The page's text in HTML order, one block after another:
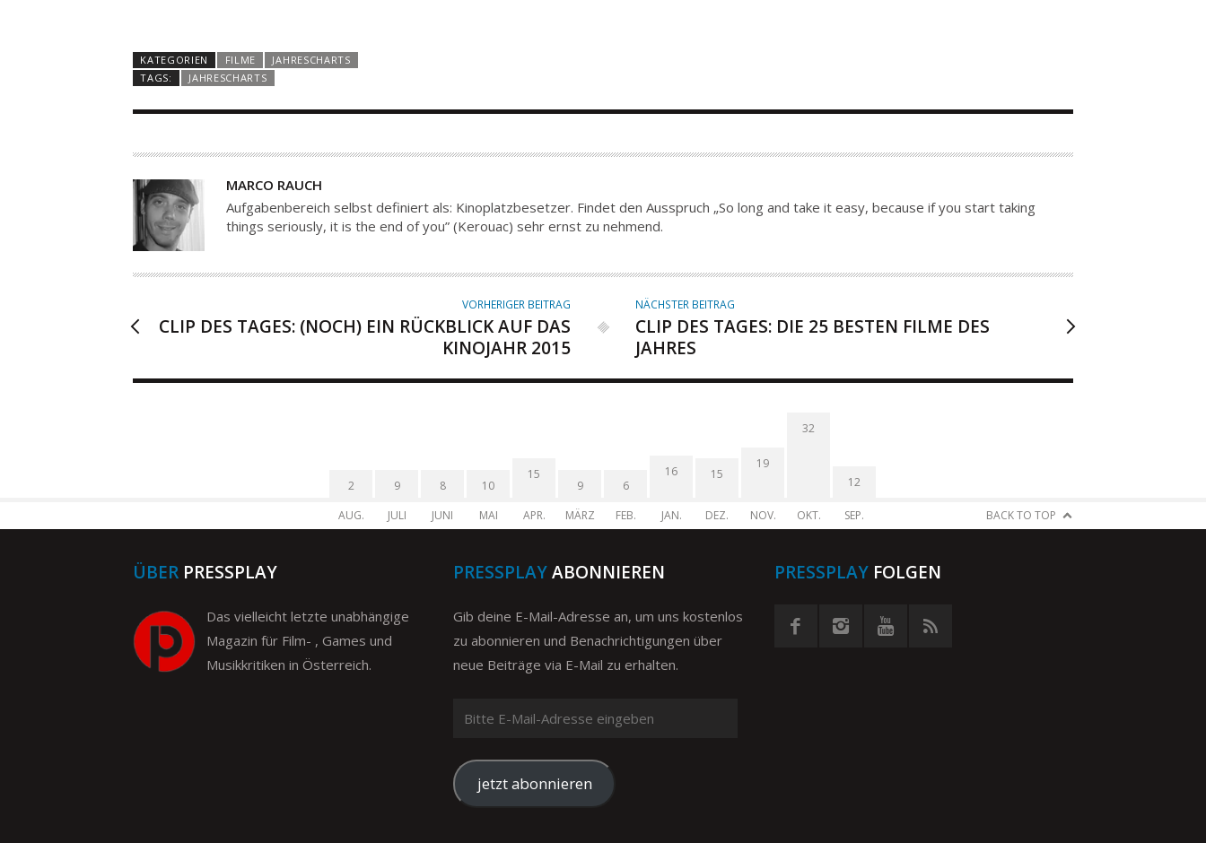
KATEGORIEN FILME
JAHRESCHARTS
TAGS:
JAHRESCHARTS
A
U
T
R
MARCO RAUCH
Aufgabenbereich selbst definiert als: Kinoplatzbesetzer. Findet den Ausspruch „So long and take it easy, because if you start taking
things seriously, it is the end of you” (Kerouac) sehr ernst zu nehmend.
VORHERIGER BEITRAG
CLIP DES TAGES: (NOCH) EIN RÜCKBLICK AUF DAS
KINOJAHR 2015
NÄCHSTER BEITRAG
CLIP DES TAGES: DIE 25 BESTEN FILME DES
JAHRES
2
AUG.
9
JULI
8
JUNI
10
MAI
15
APR.
9
MÄRZ
6
FEB.
16
JAN.
15
DEZ.
19
NOV.
32
OKT.
12
SEP. BACK TO TOP
ÜBER PRESSPLAY
Das vielleicht letzte unabhängige
Magazin für Film- , Games und
Musikkritiken in Österreich.
PRESSPLAYABONNIEREN
Gib deine E-Mail-Adresse an, um uns kostenlos
zu abonnieren und Benachrichtigungen über
neue Beiträge via E-Mail zu erhalten.
Mail-
Adresse
eingeben
jetzt abonnieren
PRESSPLAYFOLGEN